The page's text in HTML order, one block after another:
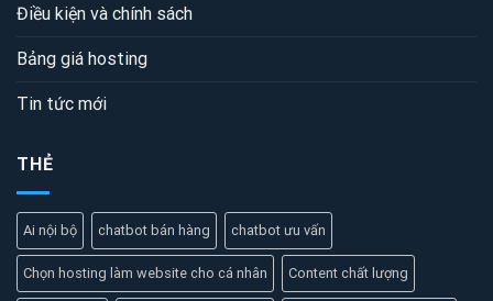
Điều kiện và chính sách
Bảng giá hosting
Tin tức mới
THẺ
Ai nội bộ chatbot bán hàng chatbot ưu vấn
Chọn hosting làm website cho cá nhân Content chất lượng